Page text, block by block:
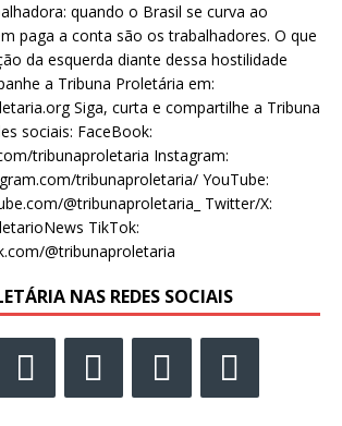
quando o Brasil se curva ao
paga a conta são os trabalhadores. O que
da esquerda diante dessa hostilidade
a Tribuna Proletária em:
Siga, curta e compartilhe a Tribuna
sociais: FaceBook:
tribunaproletaria Instagram:
tribunaproletaria/ YouTube:
@tribunaproletaria_ Twitter/X:
TikTok:
@tribunaproletaria
NAS REDES SOCIAIS